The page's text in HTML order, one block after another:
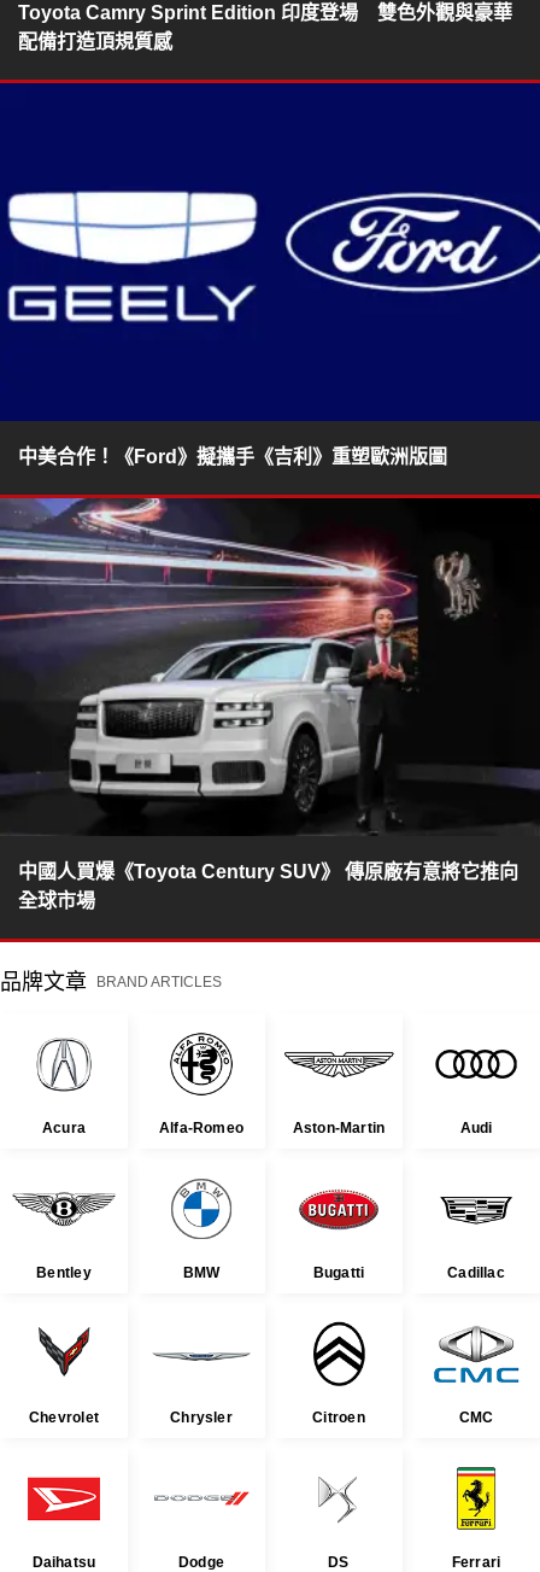
Toyota Camry Sprint Edition 印度登場 雙色外觀與豪華
配備打造頂規質感
中美合作！《Ford》擬攜手《吉利》重塑歐洲版圖
中國人買爆《Toyota Century SUV》 傳原廠有意將它推向
全球市場
品牌文章 BRAND ARTICLES
Acura Alfa-Romeo Aston-Martin Audi
Bentley BMW Bugatti Cadillac
Chevrolet Chrysler Citroen CMC
Daihatsu Dodge DS Ferrari